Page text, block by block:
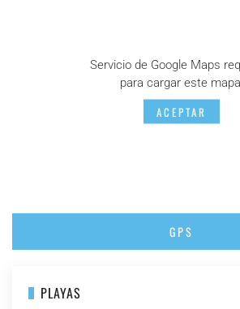
Servicio de Google Maps
para cargar este mapa.
ACEPTAR
GPS
PLAYAS